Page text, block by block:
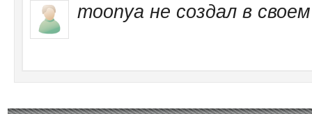
moonya не создал в